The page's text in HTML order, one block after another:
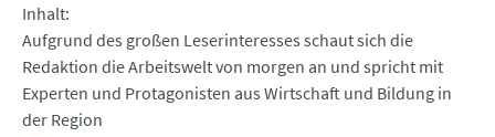
Inhalt
Aufgrund des großen Leserinteresses schaut sich die
Redaktion die Arbeitswelt von morgen an und spricht mit
Experten und Protagonisten aus Wirtschaft und Bildung in
der Region